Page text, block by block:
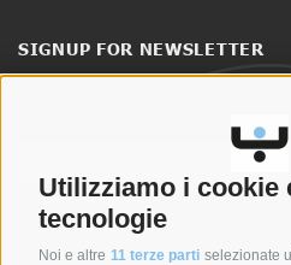
Utilizziamo i cookie
tecnologie
Noi e altre 11 terze parti selezionate
SIGNUP FOR NEWSLETTER